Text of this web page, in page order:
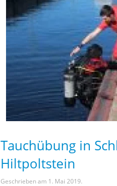
Tauchübung in
Hiltpoltstein
Geschrieben am 1. Mai 2019.